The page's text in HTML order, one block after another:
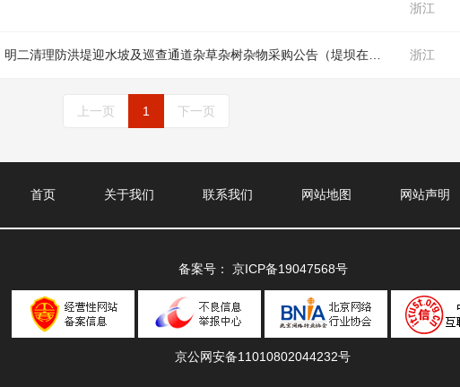
浙江
二清理防洪堤迎水坡及巡查通道杂草杂树杂物采购公告（堤坝在正文中） 浙江
上一页 1 下一页
首页 关于我们 联系我们 网站地图 网站声明
备案号： 京ICP备19047568号
京公网安备11010802044232号